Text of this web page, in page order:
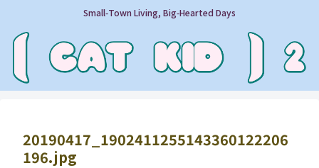
Small‑Town Living, Big‑Hearted Days
20190417_1902411255143360122206
196.jpg